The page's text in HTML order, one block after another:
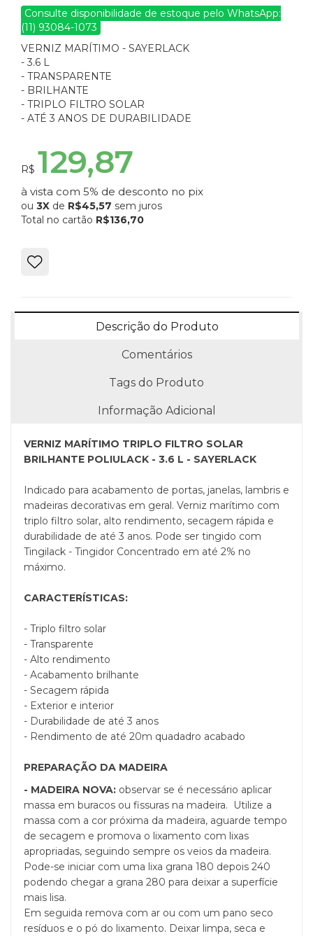
Consulte disponibilidade de estoque pelo WhatsApp:
(11) 93084-1073
VERNIZ MARÍTIMO - SAYERLACK
- 3.6 L
- TRANSPARENTE
- BRILHANTE
- TRIPLO FILTRO SOLAR
- ATÉ 3 ANOS DE DURABILIDADE
R$ 129,87
à vista com 5% de desconto no pix
ou 3X de R$45,57 sem juros
Total no cartão R$136,70
Descrição do Produto
Comentários
Tags do Produto
Informação Adicional
VERNIZ MARÍTIMO TRIPLO FILTRO SOLAR
BRILHANTE POLIULACK - 3.6 L - SAYERLACK
Indicado para acabamento de portas, janelas, lambris e
madeiras decorativas em geral. Verniz marítimo com
triplo filtro solar, alto rendimento, secagem rápida e
durabilidade de até 3 anos. Pode ser tingido com
Tingilack - Tingidor Concentrado em até 2% no
máximo.
CARACTERÍSTICAS:
- Triplo filtro solar
- Transparente
- Alto rendimento
- Acabamento brilhante
- Secagem rápida
- Exterior e interior
- Durabilidade de até 3 anos
- Rendimento de até 20m quadadro acabado
PREPARAÇÃO DA MADEIRA
- MADEIRA NOVA: observar se é necessário aplicar
massa em buracos ou fissuras na madeira. Utilize a
massa com a cor próxima da madeira, aguarde tempo
de secagem e promova o lixamento com lixas
apropriadas, seguindo sempre os veios da madeira.
Pode-se iniciar com uma lixa grana 180 depois 240
podendo chegar a grana 280 para deixar a superfície
mais lisa.
Em seguida remova com ar ou com um pano seco
resíduos e o pó do lixamento. Deixar limpa, seca e